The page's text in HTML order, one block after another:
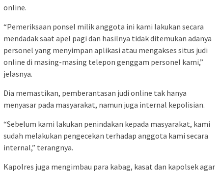
online.
“Pemeriksaan ponsel milik anggota ini kami lakukan secara
mendadak saat apel pagi dan hasilnya tidak ditemukan adanya
personel yang menyimpan aplikasi atau mengakses situs judi
online di masing-masing telepon genggam personel kami,”
jelasnya.
Dia memastikan, pemberantasan judi online tak hanya
menyasar pada masyarakat, namun juga internal kepolisian.
“Sebelum kami lakukan penindakan kepada masyarakat, kami
sudah melakukan pengecekan terhadap anggota kami secara
internal,” terangnya.
Kapolres juga mengimbau para kabag, kasat dan kapolsek agar